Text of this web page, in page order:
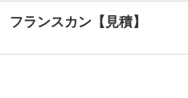
フランスカン【見積】